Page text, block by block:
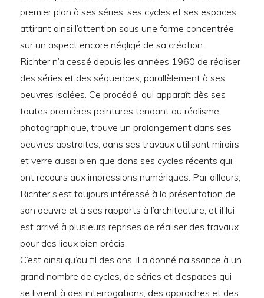
premier plan à ses séries, ses cycles et ses espaces,
attirant ainsi l’attention sous une forme concentrée
sur un aspect encore négligé de sa création.
Richter n’a cessé depuis les années 1960 de réaliser
des séries et des séquences, parallèlement à ses
oeuvres isolées. Ce procédé, qui apparaît dès ses
toutes premières peintures tendant au réalisme
photographique, trouve un prolongement dans ses
oeuvres abstraites, dans ses travaux utilisant miroirs
et verre aussi bien que dans ses cycles récents qui
ont recours aux impressions numériques. Par ailleurs,
Richter s’est toujours intéressé à la présentation de
son oeuvre et à ses rapports à l’architecture, et il lui
est arrivé à plusieurs reprises de réaliser des travaux
pour des lieux bien précis.
C’est ainsi qu’au fil des ans, il a donné naissance à un
grand nombre de cycles, de séries et d’espaces qui
se livrent à des interrogations, des approches et des